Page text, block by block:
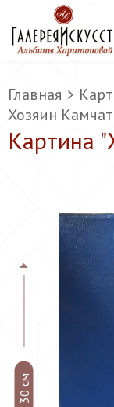
Главная
Хозяин
Картина "
30 см